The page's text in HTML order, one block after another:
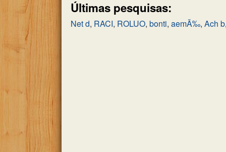
Últimas pesquisas:
Net d, RACI, ROLUO, bonti, aemÃ‰, Ach b,